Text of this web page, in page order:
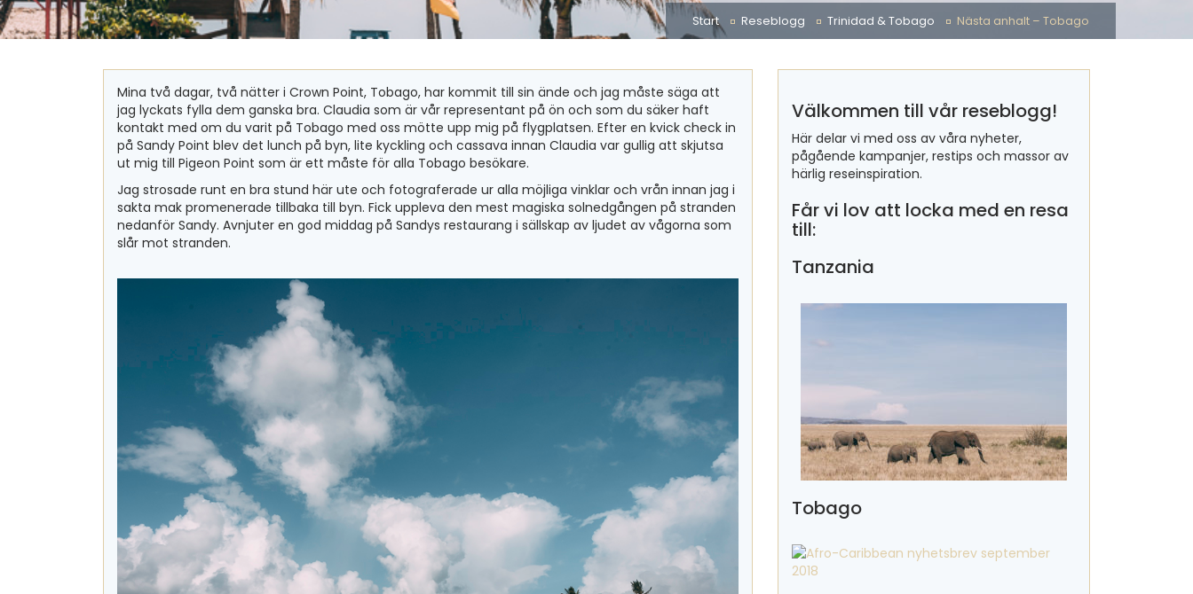
Start Reseblogg Trinidad & Tobago Nästa anhalt – Tobago
Mina två dagar, två nätter i Crown Point, Tobago, har kommit till sin ände och jag måste säga att
jag lyckats fylla dem ganska bra. Claudia som är vår representant på ön och som du säker haft
kontakt med om du varit på Tobago med oss mötte upp mig på flygplatsen. Efter en kvick check in
på Sandy Point blev det lunch på byn, lite kyckling och cassava innan Claudia var gullig att skjutsa
ut mig till Pigeon Point som är ett måste för alla Tobago besökare.
Jag strosade runt en bra stund här ute och fotograferade ur alla möjliga vinklar och vrån innan jag i
sakta mak promenerade tillbaka till byn. Fick uppleva den mest magiska solnedgången på stranden
nedanför Sandy. Avnjuter en god middag på Sandys restaurang i sällskap av ljudet av vågorna som
slår mot stranden.
Välkommen till vår reseblogg!
Här delar vi med oss av våra nyheter,
pågående kampanjer, restips och massor av
härlig reseinspiration.
Får vi lov att locka med en resa
till:
Tanzania
Tobago